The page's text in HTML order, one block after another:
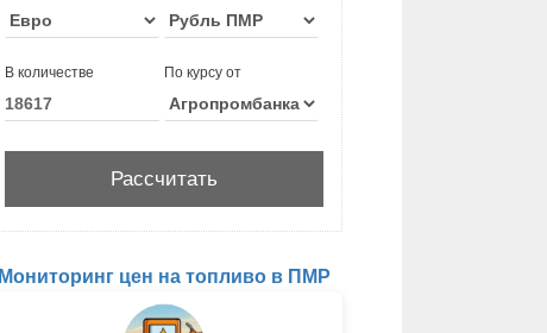
В количестве По курсу от
Мониторинг цен на топливо в ПМР